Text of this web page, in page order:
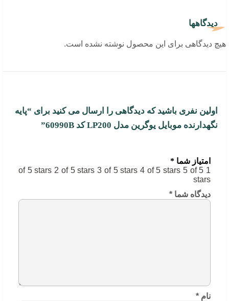
دیدگاهها
هیچ دیدگاهی برای این محصول نوشته نشده است.
اولین نفری باشید که دیدگاهی را ارسال می کنید برای “پایه
نگهدارنده موبایل یوگرین مدل LP200 کد 60990B”
امتیاز شما *
1 of 5 stars
2 of 5 stars 3 of 5 stars 4 of 5 stars 5 of 5
stars
دیدگاه شما *
نام *